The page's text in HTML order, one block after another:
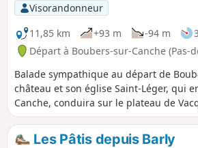
Visorandonneur
11,85 km
+93 m -94 m
Départ à Boubers-sur-Canche (Pas-
Balade sympathique au départ de
château et son église Saint-Léger, qui
Canche, conduira sur le plateau de
contournant le Bois Madame, puis
du Bois des Avents jusque Boubers-sur-
Les Pâtis depuis Barly